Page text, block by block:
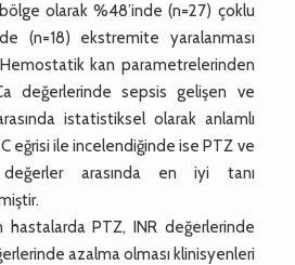
olarak %48’inde (n=27) çoklu
(n=18) ekstremite yaralanması
kan parametrelerinden
değerlerinde sepsis gelişen ve
istatistiksel olarak anlamlı
eğrisi ile incelendiğinde ise PTZ ve
arasında en iyi tanı
hastalarda PTZ, INR değerlerinde
azalma olması klinisyenleri